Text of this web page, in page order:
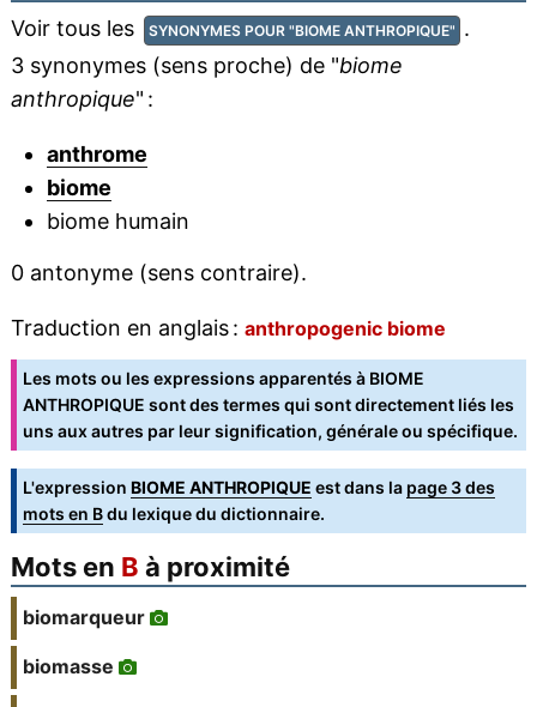
Voir tous les SYNONYMES POUR "BIOME ANTHROPIQUE" .
3 synonymes (sens proche) de "biome
anthropique" :
anthrome
biome
biome humain
0 antonyme (sens contraire).
Traduction en anglais : anthropogenic biome
Les mots ou les expressions apparentés à BIOME
ANTHROPIQUE sont des termes qui sont directement liés les
uns aux autres par leur signification, générale ou spécifique.
L'expression BIOME ANTHROPIQUE est dans la page 3 des
mots en Bdu lexique du dictionnaire.
Mots en B à proximité
biomarqueur
biomasse